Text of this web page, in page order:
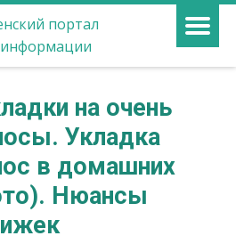
на очень
Укладка
в домашних
Нюансы